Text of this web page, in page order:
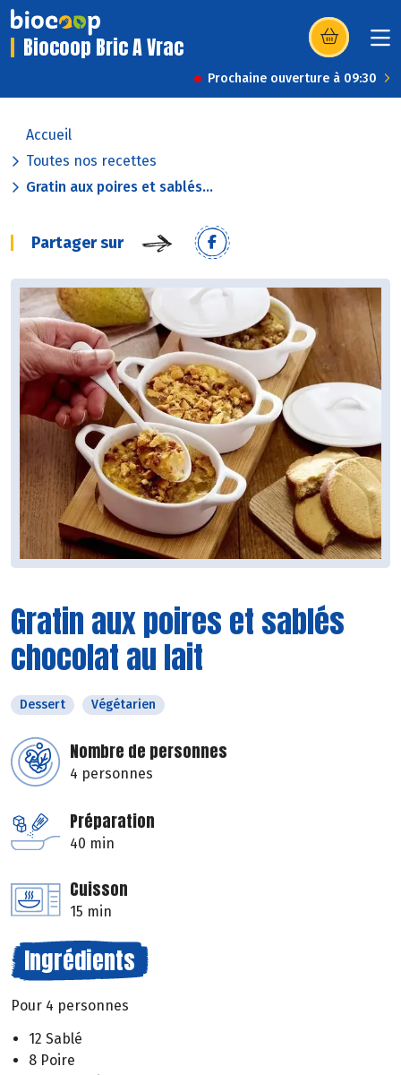
Biocoop Bric A Vrac (s’ouvre dans
Prochaine ouverture à 09:30
Accueil
Toutes nos recettes
Gratin aux poires et sablés...
Partager sur
Gratin aux poires et sablés
chocolat au lait
Dessert Végétarien
Nombre de personnes
4 personnes
Préparation
40 min
Cuisson
15 min
Ingrédients
Pour 4 personnes
12 Sablé
8 Poire